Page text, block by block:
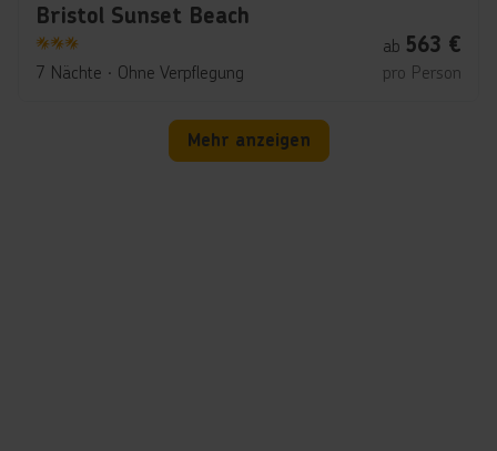
Bristol Sunset Beach
3
7 Nächte ∙ Ohne Verpflegung
ab 563 €
pro Person
Mehr anzeigen